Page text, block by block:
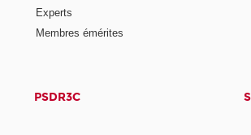
Experts
Membres émérites
PSDR3C